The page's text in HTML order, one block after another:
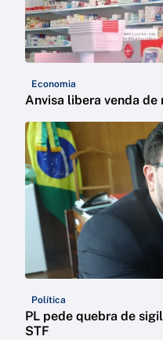
Economia
Anvisa libera venda
Política
PL pede quebra de
STF